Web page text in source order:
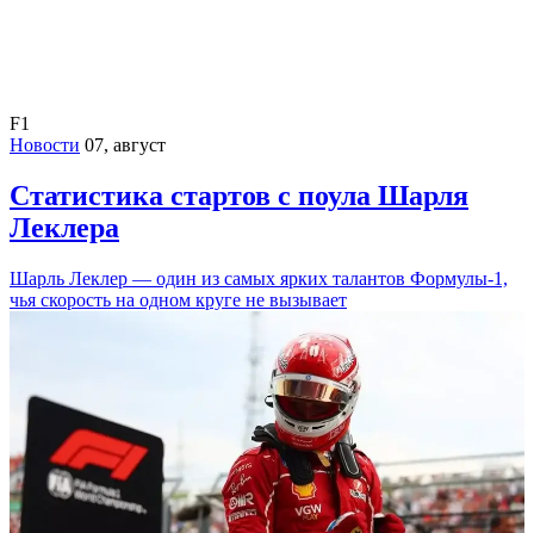
F1
Новости 07, август
Статистика стартов с поула Шарля
Леклера
Шарль Леклер — один из самых ярких талантов Формулы-1,
чья скорость на одном круге не вызывает